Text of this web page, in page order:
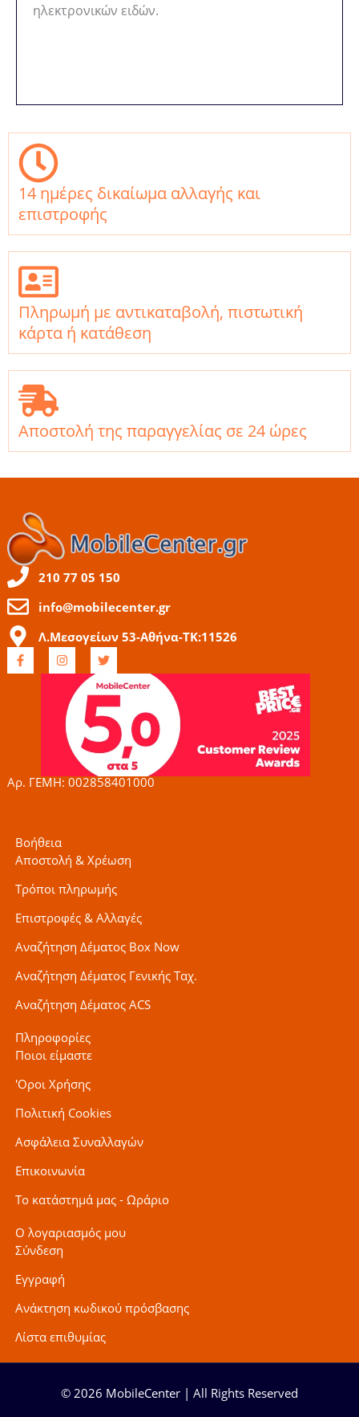
ηλεκτρονικών ειδών.
14 ημέρες δικαίωμα αλλαγής και
επιστροφής
Πληρωμή με αντικαταβολή, πιστωτική
κάρτα ή κατάθεση
Αποστολή της παραγγελίας σε 24 ώρες
210 77 05 150
info@mobilecenter.gr
Λ.Μεσογείων 53-Αθήνα-ΤΚ:11526
F
a
c
I
n
s
g
r
a
m
T
w
t
t
e
r
Αρ. ΓΕΜΗ: 002858401000
Βοήθεια
Αποστολή & Χρέωση
Τρόποι πληρωμής
Επιστροφές & Αλλαγές
Αναζήτηση Δέματος Box Now
Αναζήτηση Δέματος Γενικής Ταχ.
Αναζήτηση Δέματος ACS
Πληροφορίες
Ποιοι είμαστε
'Οροι Χρήσης
Πολιτική Cookies
Ασφάλεια Συναλλαγών
Επικοινωνία
Το κατάστημά μας - Ωράριο
Ο λογαριασμός μου
Σύνδεση
Εγγραφή
Ανάκτηση κωδικού πρόσβασης
Λίστα επιθυμίας
© 2026 MobileCenter | All Rights Reserved